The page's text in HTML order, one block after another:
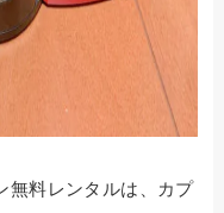
無料レンタルは、カプ